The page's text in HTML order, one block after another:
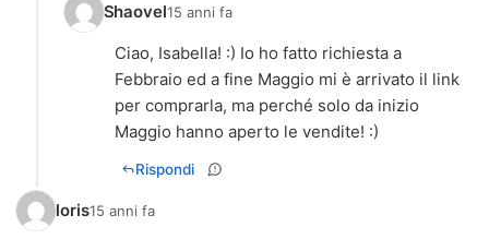
Shaovel15 anni fa
Ciao, Isabella! :) Io ho fatto richiesta a
Febbraio ed a fine Maggio mi è arrivato il link
per comprarla, ma perché solo da inizio
Maggio hanno aperto le vendite! :)
Rispondi
loris15 anni fa